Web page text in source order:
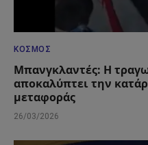
ΚΌΣΜΟΣ
Μπανγκλαντές: Η
αποκαλύπτει την
μεταφοράς
26/03/2026